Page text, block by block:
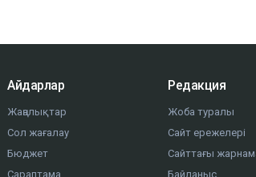
Айдарлар
Жаңалықтар
Сол жағалау
Бюджет
Сараптама
Редакция
Жоба туралы
Сайт ережелері
Сайттағы
Байланыс